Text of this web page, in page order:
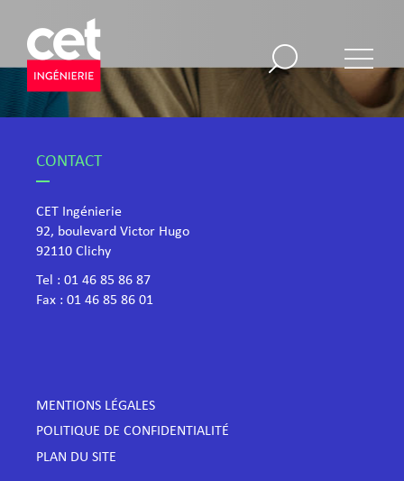
CONTACT
CET Ingénierie
92, boulevard Victor Hugo
​92110 Clichy
Tel : 01 46 85 86 87
Fax : 01 46 85 86 01
MENTIONS LÉGALES
POLITIQUE DE CONFIDENTIALITÉ
PLAN DU SITE